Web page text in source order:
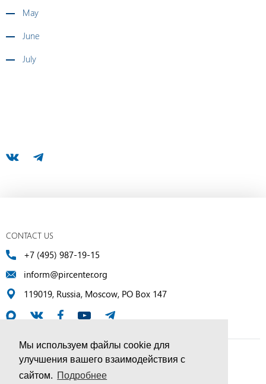
Мы используем файлы cookie для
улучшения вашего взаимодействия с
сайтом. Подробнее
May
June
July
CONTACT US
+7 (495) 987-19-15
inform@pircenter.org
119019, Russia, Moscow, PO Box 147
© PIR Center, 1994–2025 | All Rights Reserved